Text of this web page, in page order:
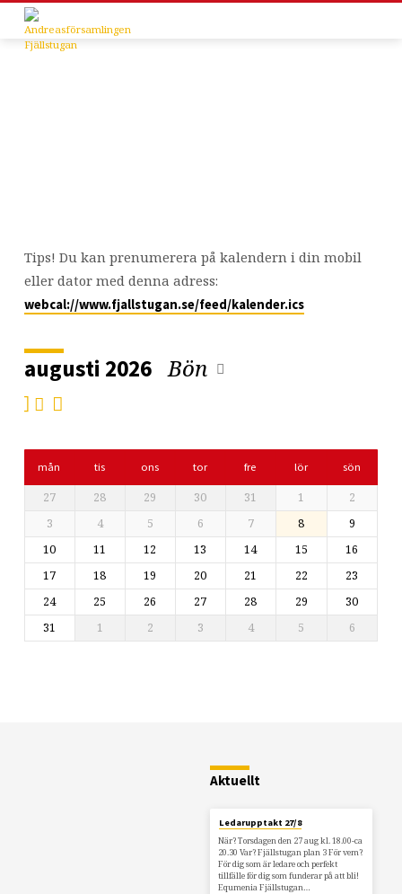
Kalender
Tips! Du kan prenumerera på kalendern i din mobil
eller dator med denna adress:
webcal://www.fjallstugan.se/feed/kalender.ics
augusti 2026 Bön
mån tis ons tor fre lör sön
27 28 29 30 31 1
2
3
4 5 6 7 8
9
10
11 12 13 14 15
16
17
18 19 20 21 22
23
24
25 26 27 28 29
30
31
1 2 3 4 5 6
Aktuellt
Ledarupptakt 27/8
När? Torsdagen den 27 aug kl. 18.00-ca
20.30 Var? Fjällstugan plan 3 För vem?
För dig som är ledare och perfekt
tillfälle för dig som funderar på att bli!
Equmenia Fjällstugan…